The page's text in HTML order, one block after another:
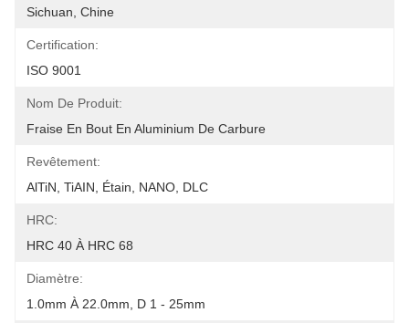
Sichuan, Chine
Certification:
ISO 9001
Nom De Produit:
Fraise En Bout En Aluminium De Carbure
Revêtement:
AlTiN, TiAIN, Étain, NANO, DLC
HRC:
HRC 40 À HRC 68
Diamètre:
1.0mm À 22.0mm, D 1 - 25mm